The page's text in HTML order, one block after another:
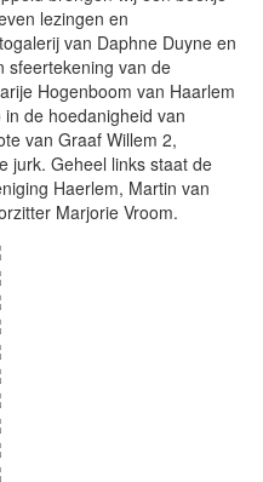
lezingen en
van Daphne Duyne en
sfeertekening van de
Hogenboom van Haarlem
de hoedanigheid van
van Graaf Willem 2,
jurk. Geheel links staat de
Haerlem, Martin van
Marjorie Vroom.